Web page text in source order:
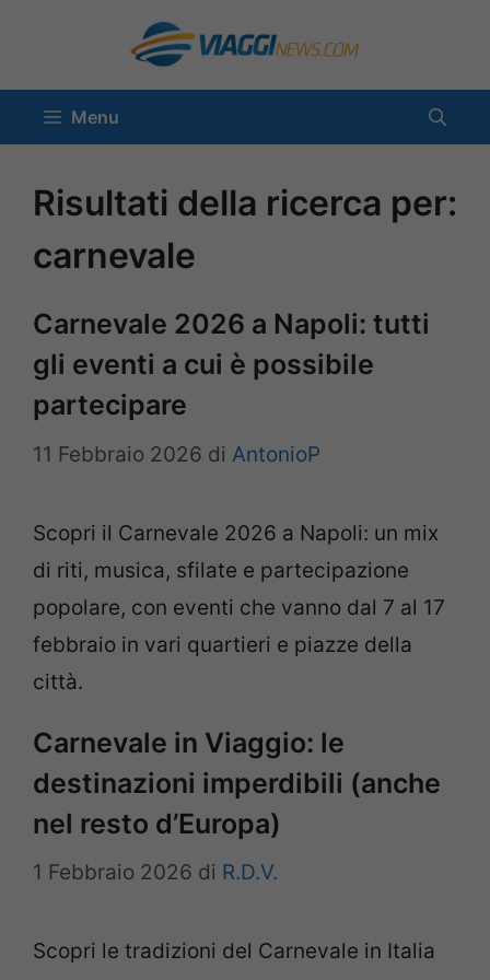
contenuto
Menu
Risultati della ricerca per:
carnevale
Carnevale 2026 a Napoli: tutti
gli eventi a cui è possibile
partecipare
11 Febbraio 2026 di AntonioP
Scopri il Carnevale 2026 a Napoli: un mix
di riti, musica, sfilate e partecipazione
popolare, con eventi che vanno dal 7 al 17
febbraio in vari quartieri e piazze della
città.
Carnevale in Viaggio: le
destinazioni imperdibili (anche
nel resto d’Europa)
1 Febbraio 2026 di R.D.V.
Scopri le tradizioni del Carnevale in Italia